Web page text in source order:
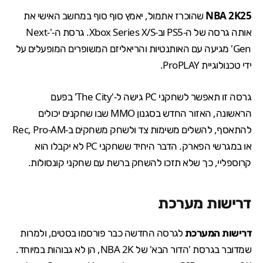
NBA 2K25 שהוכרז אתמול, יאמץ סוף סוף במחשב האישי את
אותה גרסה של ה-PS5 וב-Xbox Series X/S. גרסת ה-'Next-
Gen' מגיעה עם האותנטיות והריאליזם המשופרים המופעלים על
ידי טכנולוגיית ProPLAY.
גרסה זו תאפשר לשחקני PC גישה ל-'The City' בפעם
הראשונה, האזור החדש בסגנון MMO שבו שחקנים יכולים
להתאסף, להשלים משימות צד ולשחק משחקים ב-Rec, Pro-AM
או במגרשי הפארק. הדבר היחיד ששחקני PC לא יקבלו הוא
קרוספליי, כך שלא תזכו להשחק ברשת עם שחקני קונסולות.
דרישות מערכת
דרישות המערכתלגרסה החדשה כבר פורסמו בסטים, ולמרות
שמדובר בגרסת 'הדור הבא' של NBA 2K, הן לא גבוהות במיוחד.